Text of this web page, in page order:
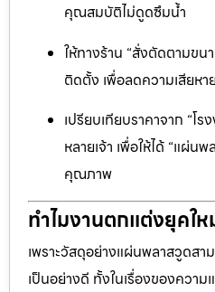
คุณสมบัติไม่ดูดซึมน้ำ
ให้ทางร้าน “สั่งตัดตามขน
ติดตั้ง เพื่อลดความเสียหา
เปรียบเทียบราคาจาก “โ
หลายเจ้า เพื่อให้ได้ “แผ่น
คุณภาพ
ทำไมงานตกแต่งยุคใ
เพราะวัสดุอย่างแผ่นพลาสวูดส
เป็นอย่างดี ทั้งในเรื่องของควา